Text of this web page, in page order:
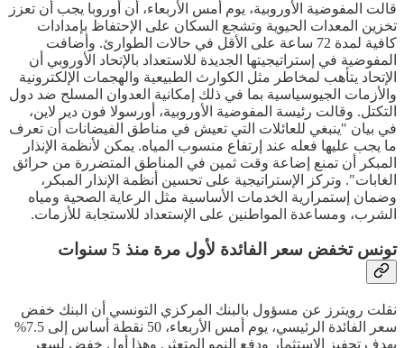
قالت المفوضية الأوروبية، يوم أمس الأربعاء، أن أوروبا يجب أن تعزز
تخزين المعدات الحيوية وتشجع السكان على الإحتفاظ بإمدادات
كافية لمدة 72 ساعة على الأقل في حالات الطوارئ. وأضافت
المفوضية في إستراتيجيتها الجديدة للاستعداد بالإتحاد الأوروبي أن
الإتحاد يتأهب لمخاطر مثل الكوارث الطبيعية والهجمات الإلكترونية
والأزمات الجيوسياسية بما في ذلك إمكانية العدوان المسلح ضد دول
التكتل. وقالت رئيسة المفوضية الأوروبية، أورسولا فون دير لاين،
في بيان "ينبغي للعائلات التي تعيش في مناطق الفيضانات أن تعرف
ما يجب عليها فعله عند إرتفاع منسوب المياه. يمكن لأنظمة الإنذار
المبكر أن تمنع إضاعة وقت ثمين في المناطق المتضررة من حرائق
الغابات". وتركز الإستراتيجية على تحسين أنظمة الإنذار المبكر،
وضمان إستمرارية الخدمات الأساسية مثل الرعاية الصحية ومياه
الشرب، ومساعدة المواطنين على الإستعداد للاستجابة للأزمات.
تونس تخفض سعر الفائدة لأول مرة منذ 5 سنوات
نقلت رويترز عن مسؤول بالبنك المركزي التونسي أن البنك خفض
سعر الفائدة الرئيسي، يوم أمس الأربعاء، 50 نقطة أساس إلى 7.5%
بهدف تحفيز الإستثمار ودفع النمو المتعثر. وهذا أول خفض لسعر